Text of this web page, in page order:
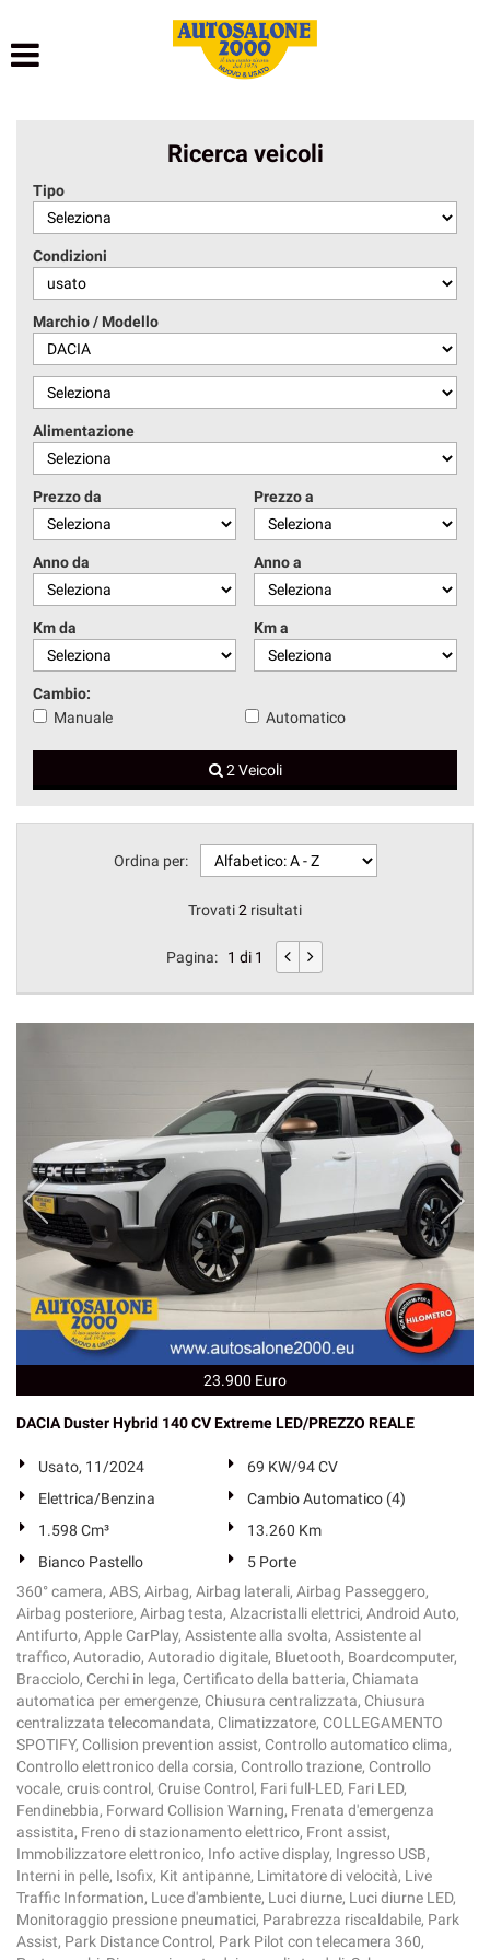
NOLEGGIO BREVE TERMINE
NOLEGGIO LUNGO TERMINE
ACQUISTIAMO USATO
ASSISTENZA
CONTATTI
Ricerca veicoli
Tipo
Condizioni
Marchio / Modello
Alimentazione
Prezzo da Prezzo a
Anno da Anno a
Km da Km a
Cambio:
Manuale
Automatico
2 Veicoli
Ordina per:
Trovati2 risultati
Pagina: 1 di 1
23.900 Euro
DACIA Duster Hybrid 140 CV Extreme LED/PREZZO REALE
Usato, 11/2024
69 KW/94 CV
Elettrica/Benzina
Cambio Automatico (4)
1.598 Cm³
13.260 Km
Bianco Pastello
5 Porte
360° camera, ABS, Airbag, Airbag laterali, Airbag Passeggero,
Airbag posteriore, Airbag testa, Alzacristalli elettrici, Android Auto,
Antifurto, Apple CarPlay, Assistente alla svolta, Assistente al
traffico, Autoradio, Autoradio digitale, Bluetooth, Boardcomputer,
Bracciolo, Cerchi in lega, Certificato della batteria, Chiamata
automatica per emergenze, Chiusura centralizzata, Chiusura
centralizzata telecomandata, Climatizzatore, COLLEGAMENTO
SPOTIFY, Collision prevention assist, Controllo automatico clima,
Controllo elettronico della corsia, Controllo trazione, Controllo
vocale, cruis control, Cruise Control, Fari full-LED, Fari LED,
Fendinebbia, Forward Collision Warning, Frenata d'emergenza
assistita, Freno di stazionamento elettrico, Front assist,
Immobilizzatore elettronico, Info active display, Ingresso USB,
Interni in pelle, Isofix, Kit antipanne, Limitatore di velocità, Live
Traffic Information, Luce d'ambiente, Luci diurne, Luci diurne LED,
Monitoraggio pressione pneumatici, Parabrezza riscaldabile, Park
Assist, Park Distance Control, Park Pilot con telecamera 360,